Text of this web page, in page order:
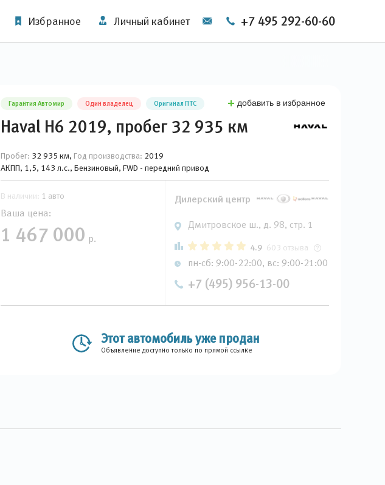
Избранное Личный кабинет +7 495 292-60-60
Гарантия Автомир Один владелец Оригинал ПТС добавить в избранное
Haval H6 2019, пробег 32 935 км
Пробег: 32 935 км, Год производства: 2019
АКПП, 1,5, 143 л.с., Бензиновый, FWD - передний привод
В наличии: 1 авто
Ваша цена:
1 467 000 р.
Дилерский центр
Дмитровское ш., д. 98, стр. 1
4.9 603 отзыва
пн-сб: 9:00-22:00, вс: 9:00-21:00
+7 (495) 956-13-00
Этот автомобиль уже продан
Объявление доступно только по прямой ссылке